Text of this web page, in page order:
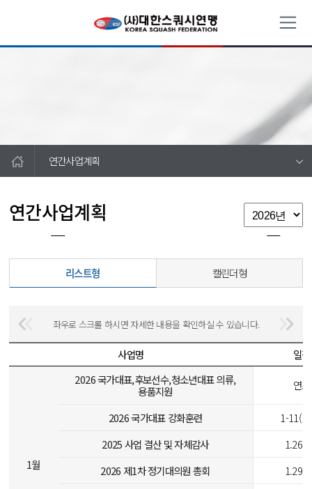
연간사업계획
연간사업계획
리스트형 캘린더형
좌우로 스크롤 하시면 자세한 내용을 확인하실 수 있습니다.
사업명 일정
1월
2026 국가대표,후보선수,청소년대표 의류,
용품지원
연초
2026 국가대표 강화훈련
1-
2025 사업 결산 및 자체감사
1.26.(
2026 제1차 정기대의원 총회
1.29.(